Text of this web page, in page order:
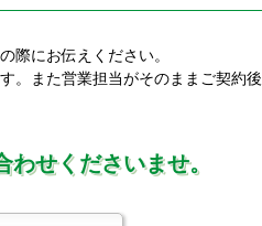
際にお伝えください。
。また営業担当がそのままご契約後
せくださいませ。